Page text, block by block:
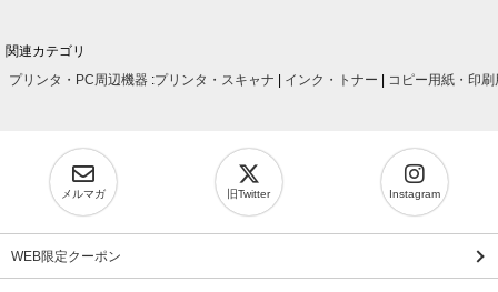
関連カテゴリ
プリンタ・PC周辺機器 :プリンタ・スキャナ | インク・トナー | コピー用紙・印刷
メルマガ 旧Twitter Instagram
WEB限定クーポン